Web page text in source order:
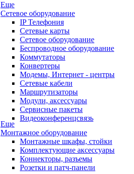
Еще
Сетевое оборудование
IP Телефония
Сетевые карты
Сетевое оборудование
Беспроводное оборудование
Коммутаторы
Конвертеры
Модемы, Интернет - центры
Сетевые кабели
Маршрутизаторы
Модули, аксессуары
Сервисные пакеты
Видеоконференцсвязь
Еще
Монтажное оборудование
Монтажные шкафы, стойки
Комплектующие аксессуары
Коннекторы, разъемы
Розетки и патч-панели